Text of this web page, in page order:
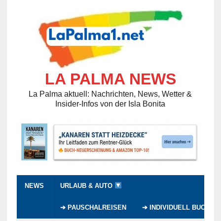
LA PALMA NEWS
La Palma aktuell: Nachrichten, News, Wetter &
Insider-Infos von der Isla Bonita
NEWS URLAUB & AUTO
➔ PAUSCHALREISEN ➔ INDIVIDUELL BUCHEN